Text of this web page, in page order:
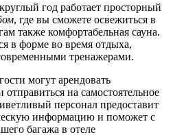
год работает просторный
, где вы сможете освежиться в
также комфортабельная сауна.
в форме во время отдыха,
тренажерами.
могут арендовать
на самостоятельное
персонал предоставит
информацию и поможет с
багажа в отеле